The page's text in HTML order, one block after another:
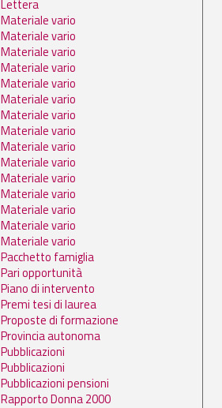
Lettera
Materiale vario
Materiale vario
Materiale vario
Materiale vario
Materiale vario
Materiale vario
Materiale vario
Materiale vario
Materiale vario
Materiale vario
Materiale vario
Materiale vario
Materiale vario
Materiale vario
Materiale vario
Pacchetto famiglia
Pari opportunità
Piano di intervento
Premi tesi di laurea
Proposte di formazione
Provincia autonoma
Pubblicazioni
Pubblicazioni
Pubblicazioni pensioni
Rapporto Donna 2000